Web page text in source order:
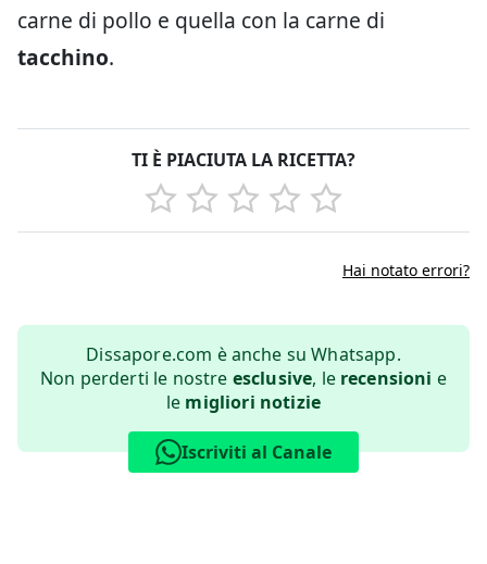
carne di pollo e quella con la carne di
tacchino.
TI È PIACIUTA LA RICETTA?
Hai notato errori?
Dissapore.com è anche su Whatsapp.
Non perderti le nostre esclusive, le recensioni e
le migliori notizie
Iscriviti al Canale